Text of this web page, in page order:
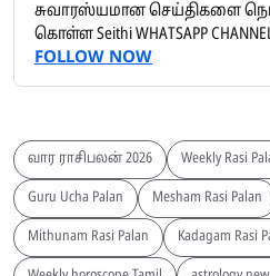
சுவாரஸ்யமான செய்திகளை
கொள்ள Seithi WHATSAPP
FOLLOW NOW
வார ராசிபலன் 2026 Weekly Rasi
Guru Ucha Palan Mesham Rasi Palan
Mithunam Rasi Palan Kadagam Rasi